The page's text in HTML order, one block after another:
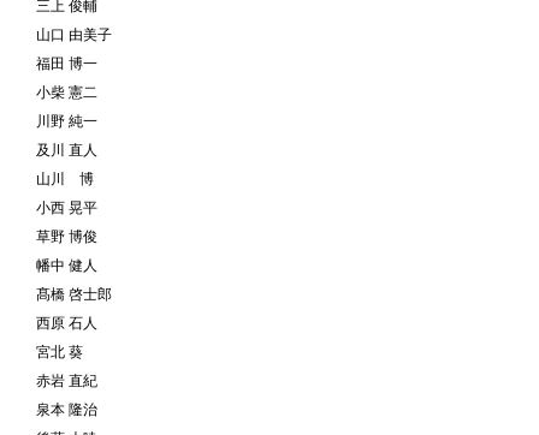
三上 俊輔
山口 由美子
福田 博一
小柴 憲二
川野 純一
及川 直人
山川 博
小西 晃平
草野 博俊
幡中 健人
髙橋 啓士郎
西原 石人
宮北 葵
赤岩 直紀
泉本 隆治